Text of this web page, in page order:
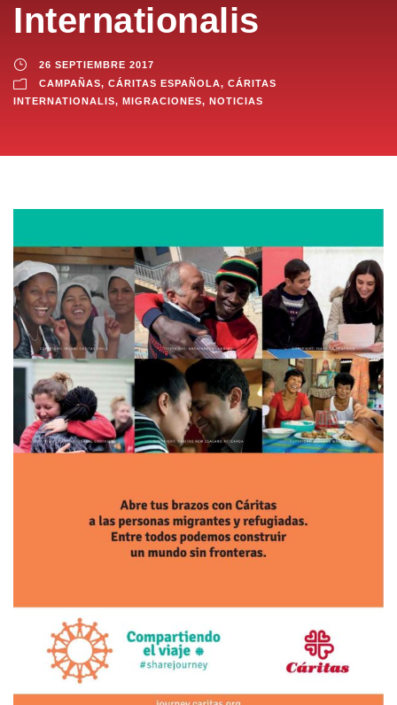
Internationalis
26 SEPTIEMBRE 2017
CAMPAÑAS, CÁRITAS ESPAÑOLA, CÁRITAS
INTERNATIONALIS, MIGRACIONES, NOTICIAS